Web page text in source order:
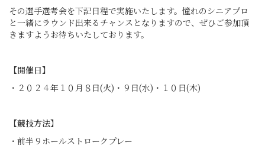
その選手選考会を下記日程で実施いたします。憧れのシニアプロ
と一緒にラウンド出来るチャンスとなりますので、ぜひご参加頂
きますようお待ちいたしております。
【開催日】
・２０２４年１０月８日(火)・９日(水)・１０日(木)
【競技方法】
・前半９ホールストロークプレー